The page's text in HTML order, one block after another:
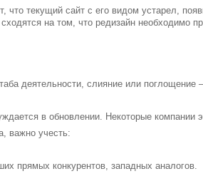
что текущий сайт с его видом устарел,
на том, что редизайн необходимо
деятельности, слияние или
в обновлении. Некоторые компании
важно учесть:
прямых конкурентов, западных аналогов.